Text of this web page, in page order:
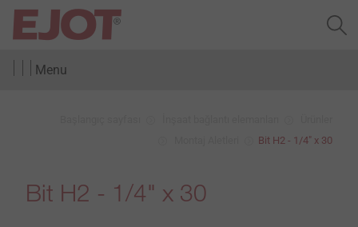
Menu
Bit H2 - 1/4" x 30
Bit H2 - 1/4" x 30